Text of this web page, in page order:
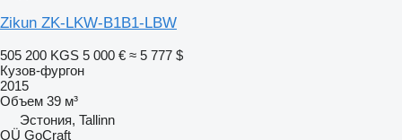
Zikun ZK-LKW-B1B1-LBW
505 200 KGS 5 000 € ≈ 5 777 $
Кузов-фургон
2015
Объем 39 м³
Эстония, Tallinn
OÜ GoCraft